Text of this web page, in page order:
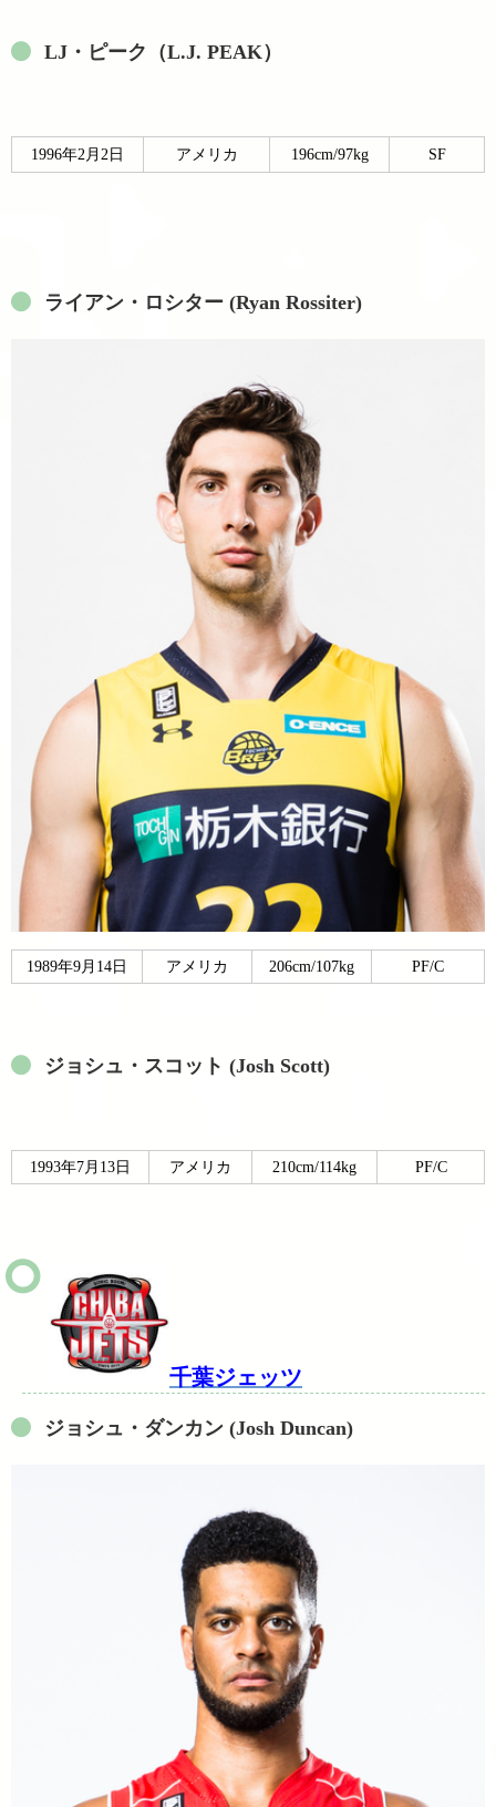
LJ・ピーク（L.J. PEAK）
1996年2月2日 アメリカ 196cm/97kg SF
ライアン・ロシター (Ryan Rossiter)
1989年9月14日 アメリカ 206cm/107kg PF/C
ジョシュ・スコット (Josh Scott)
1993年7月13日 アメリカ 210cm/114kg PF/C
千葉ジェッツ
ジョシュ・ダンカン (Josh Duncan)